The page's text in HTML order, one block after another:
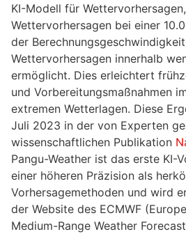
KI-Modell für
Wettervorhersagen bei einer
der
Wettervorhersagen innerhalb
ermöglicht. Dies erleichtert
und Vorbereitungsmaßnahmen
extremen Wetterlagen. Diese
Juli 2023 in der von Experten
wissenschaftlichen Publikation
Pangu-Weather ist das erste KI-
einer höheren Präzision als
Vorhersagemethoden und wird
der Website des ECMWF
Medium-Range Weather